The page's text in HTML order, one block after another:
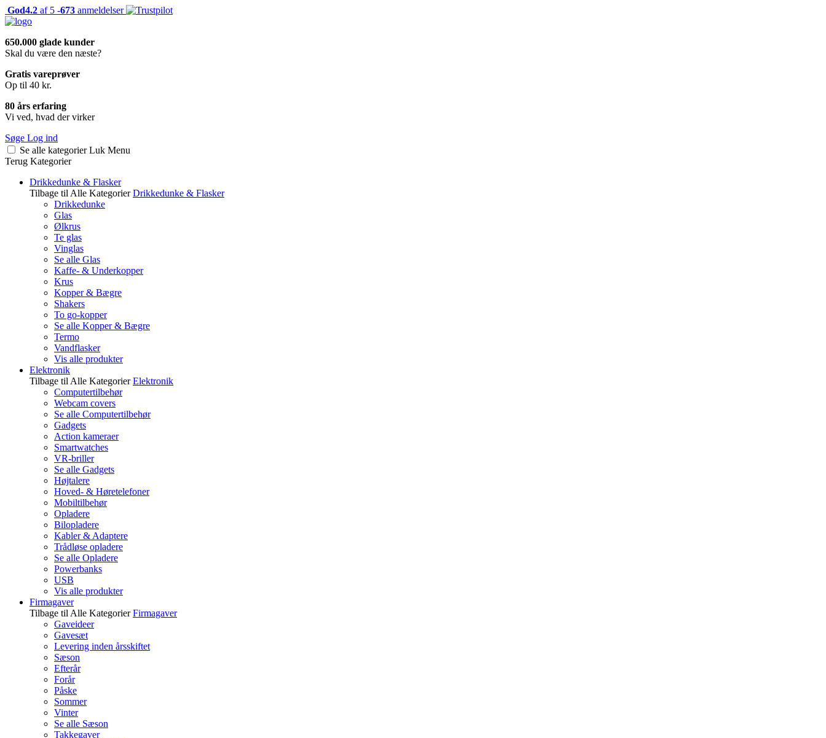
God4.2 af 5 -673 anmeldelser
650.000 glade kunder
Skal du være den næste?
Gratis vareprøver
Op til 40 kr.
80 års erfaring
Vi ved, hvad der virker
Søge Log ind
Se alle kategorier Luk Menu
Terug Kategorier
Drikkedunke & Flasker
Tilbage til Alle Kategorier Drikkedunke & Flasker
Drikkedunke
Glas
Ølkrus
Te glas
Vinglas
Se alle Glas
Kaffe- & Underkopper
Krus
Kopper & Bægre
Shakers
To go-kopper
Se alle Kopper & Bægre
Termo
Vandflasker
Vis alle produkter
Elektronik
Tilbage til Alle Kategorier Elektronik
Computertilbehør
Webcam covers
Se alle Computertilbehør
Gadgets
Action kameraer
Smartwatches
VR-briller
Se alle Gadgets
Højtalere
Hoved- & Høretelefoner
Mobiltilbehør
Opladere
Bilopladere
Kabler & Adaptere
Trådløse opladere
Se alle Opladere
Powerbanks
USB
Vis alle produkter
Firmagaver
Tilbage til Alle Kategorier Firmagaver
Gaveideer
Gavesæt
Levering inden årsskiftet
Sæson
Efterår
Forår
Påske
Sommer
Vinter
Se alle Sæson
Takkegaver